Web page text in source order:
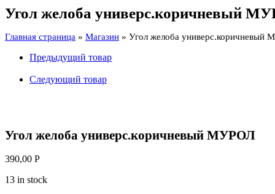
quantity
Угол желоба универс.коричневый
Главная страница » Магазин » Угол желоба универс.коричневый
Предыдущий товар
Следующий товар
Угол желоба универс.коричневый МУРОЛ
390,00 Р
13 in stock